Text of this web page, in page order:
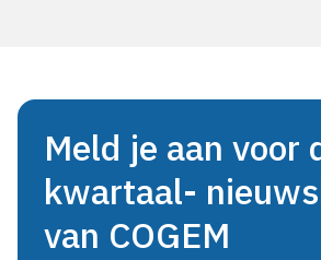
Meld je aan voor
kwartaal-
van COGEM